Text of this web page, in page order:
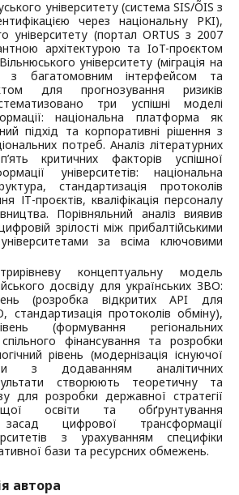
університету (система SIS/ÕIS з
через національну PKI),
університету (портал ORTUS з 2007
архітектурою та IoT-проєктом
університету (міграція на
з багатомовним інтерфейсом та
для прогнозування ризиків
три успішні моделі
національна платформа як
підхід та корпоративні рішення з
потреб. Аналіз літературних
критичних факторів успішної
університетів: національна
стандартизація протоколів
ІТ-проєктів, кваліфікація персоналу
Порівняльний аналіз виявив
зрілості між прибалтійськими
за всіма ключовими
концептуальну модель
досвіду для українських ЗВО:
(розробка відкритих API для
стандартизація протоколів обміну),
(формування регіональних
фінансування та розробки
рівень (модернізація існуючої
з додаванням аналітичних
створюють теоретичну та
для розробки державної стратегії
освіти та обґрунтування
засад цифрової трансформації
з урахуванням специфіки
бази та ресурсних обмежень.
автора